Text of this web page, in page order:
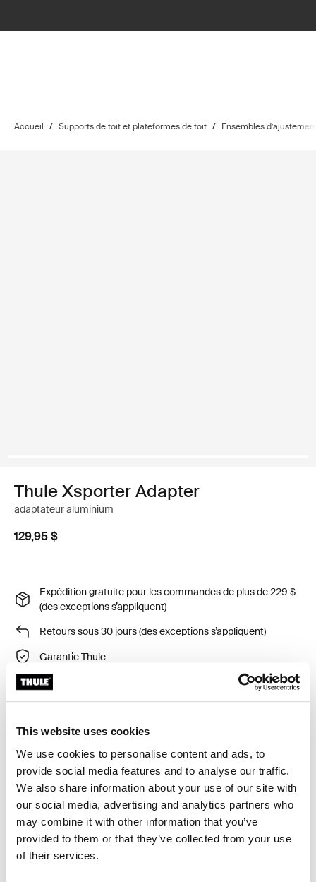
This website uses cookies
We use cookies to personalise content and ads, to
provide social media features and to analyse our traffic.
We also share information about your use of our site with
our social media, advertising and analytics partners who
may combine it with other information that you’ve
provided to them or that they’ve collected from your use
of their services.
Accueil / Supports de toit et plateformes de toit / Ensembles
Thule Xsporter Adapter
adaptateur aluminium
129,95 $
Expédition gratuite pour les commandes de plus de 229 $
(des exceptions s’appliquent)
Retours sous 30 jours (des exceptions s’appliquent)
Garantie Thule
Product Locator by Locally
Ensemble d’adaptation requis pour que le support pour
camionnette Xsporter s’adapte aux modèles Toyota
Tacoma de 2005 à 2015.
Caractéristiques techniques